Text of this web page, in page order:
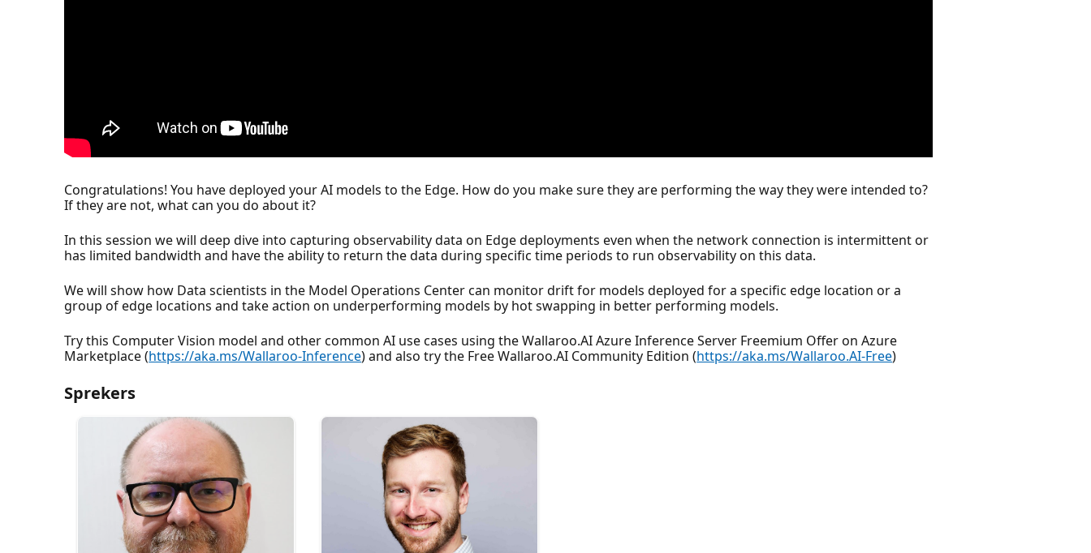
Congratulations! You have deployed your AI models to the Edge. How do you make sure they are performing the way they were intended to?
If they are not, what can you do about it?
In this session we will deep dive into capturing observability data on Edge deployments even when the network connection is intermittent or
has limited bandwidth and have the ability to return the data during specific time periods to run observability on this data.
We will show how Data scientists in the Model Operations Center can monitor drift for models deployed for a specific edge location or a
group of edge locations and take action on underperforming models by hot swapping in better performing models.
Try this Computer Vision model and other common AI use cases using the Wallaroo.AI Azure Inference Server Freemium Offer on Azure
Marketplace (https://aka.ms/Wallaroo-Inference) and also try the Free Wallaroo.AI Community Edition (https://aka.ms/Wallaroo.AI-Free)
Sprekers